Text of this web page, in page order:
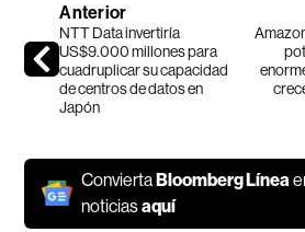
Anterior
NTT Data invertiría
US$9.000 millones para
cuadruplicar su capacidad
de centros de datos en
Japón
ConviertaBloomberg Línea
noticiasaquí